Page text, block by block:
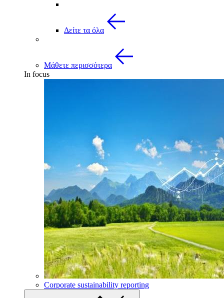
Δείτε τα όλα
Μάθετε περισσότερα
In focus
Corporate sustainability reporting